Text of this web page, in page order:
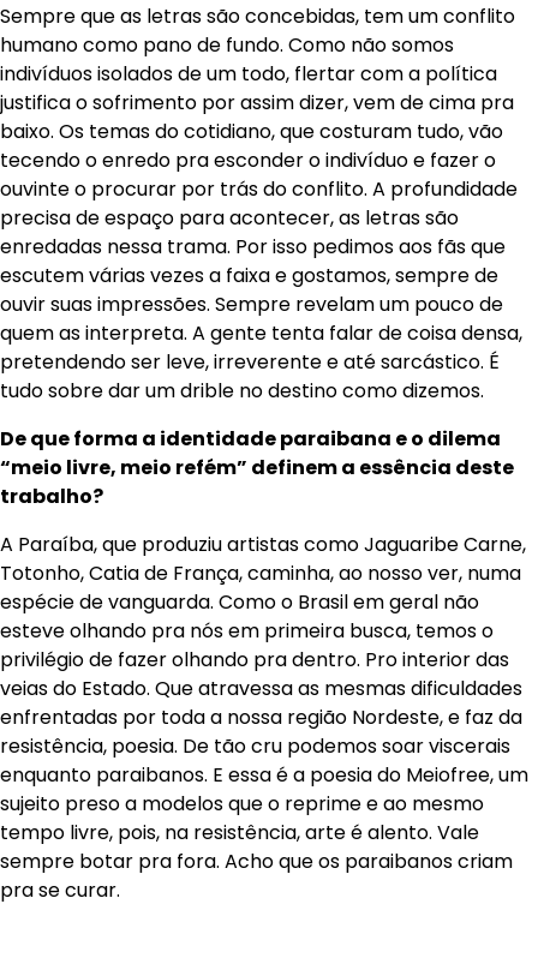
Sempre que as letras são concebidas, tem um conflito
humano como pano de fundo. Como não somos
indivíduos isolados de um todo, flertar com a política
justifica o sofrimento por assim dizer, vem de cima pra
baixo. Os temas do cotidiano, que costuram tudo, vão
tecendo o enredo pra esconder o indivíduo e fazer o
ouvinte o procurar por trás do conflito. A profundidade
precisa de espaço para acontecer, as letras são
enredadas nessa trama. Por isso pedimos aos fãs que
escutem várias vezes a faixa e gostamos, sempre de
ouvir suas impressões. Sempre revelam um pouco de
quem as interpreta. A gente tenta falar de coisa densa,
pretendendo ser leve, irreverente e até sarcástico. É
tudo sobre dar um drible no destino como dizemos.
De que forma a identidade paraibana e o dilema
“meio livre, meio refém” definem a essência deste
trabalho?
A Paraíba, que produziu artistas como Jaguaribe Carne,
Totonho, Catia de França, caminha, ao nosso ver, numa
espécie de vanguarda. Como o Brasil em geral não
esteve olhando pra nós em primeira busca, temos o
privilégio de fazer olhando pra dentro. Pro interior das
veias do Estado. Que atravessa as mesmas dificuldades
enfrentadas por toda a nossa região Nordeste, e faz da
resistência, poesia. De tão cru podemos soar viscerais
enquanto paraibanos. E essa é a poesia do Meiofree, um
sujeito preso a modelos que o reprime e ao mesmo
tempo livre, pois, na resistência, arte é alento. Vale
sempre botar pra fora. Acho que os paraibanos criam
pra se curar.